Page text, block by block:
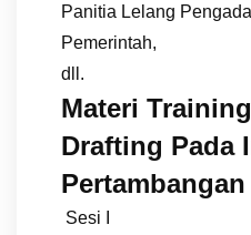
Panitia Lelang
Pemerintah,
dll.
Materi
Drafting Pada
Pertambangan
Sesi I